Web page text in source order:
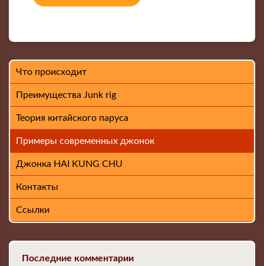
Что происходит
Преимущества Junk rig
Теория китайского паруса
Примеры современных джонок
Джонка HAI KUNG CHU
Контакты
Ссылки
Последние комментарии